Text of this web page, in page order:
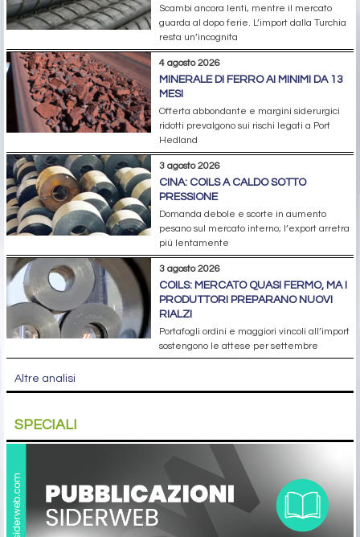
Scambi ancora lenti, mentre il mercato
guarda al dopo ferie. L’import dalla Turchia
resta un’incognita
4 agosto 2026
MINERALE DI FERRO AI MINIMI DA 13
MESI
Offerta abbondante e margini siderurgici
ridotti prevalgono sui rischi legati a Port
Hedland
3 agosto 2026
CINA: COILS A CALDO SOTTO
PRESSIONE
Domanda debole e scorte in aumento
pesano sul mercato interno; l’export arretra
più lentamente
3 agosto 2026
COILS: MERCATO QUASI FERMO, MA I
PRODUTTORI PREPARANO NUOVI
RIALZI
Portafogli ordini e maggiori vincoli all’import
sostengono le attese per settembre
Altre analisi
SPECIALI